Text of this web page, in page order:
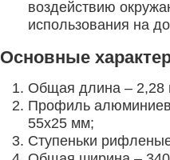
воздействию
использования на
Основные
Общая длина – 2,28
Профиль
55х25 мм;
Ступеньки